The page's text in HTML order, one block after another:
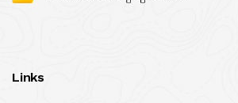
Links